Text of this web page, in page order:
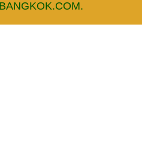
สายด่ว